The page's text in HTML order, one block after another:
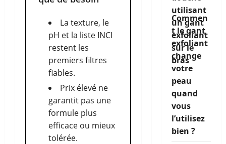
La texture, le
pH et la liste INCI
restent les
premiers filtres
fiables.
Prix élevé ne
garantit pas une
formule plus
efficace ou mieux
tolérée.
Commen
t le gant
exfoliant
change
votre
peau
quand
vous
l’utilisez
bien ?